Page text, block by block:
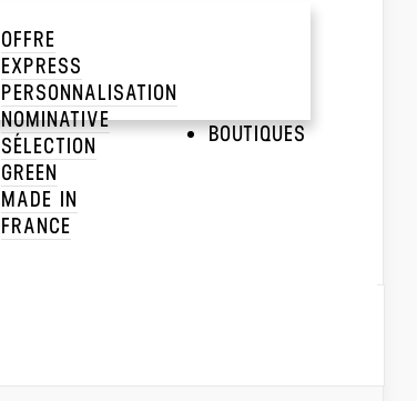
OFFRE
EXPRESS
PERSONNALISATION
NOMINATIVE
SÉLECTION
GREEN
MADE IN
FRANCE
BOUTIQUES